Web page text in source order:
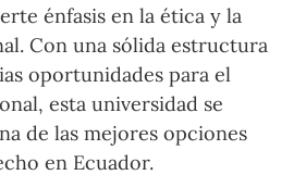
énfasis en la ética y la
Con una sólida estructura
oportunidades para el
esta universidad se
de las mejores opciones
en Ecuador.